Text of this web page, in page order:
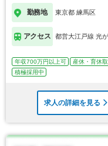
勤務地 東京都 練馬区
アクセス 都営大江戸線 光
年収700万円以上可 産休・育休
積極採用中
求人の詳細を見る